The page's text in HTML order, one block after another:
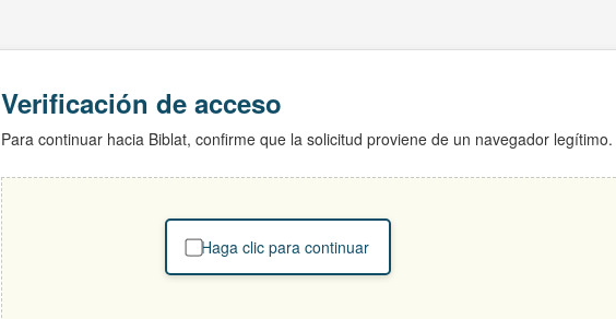
Verificación de acceso
Para continuar hacia Biblat, confirme que la solicitud proviene de un navegador legítimo.
Haga clic para continuar